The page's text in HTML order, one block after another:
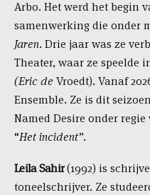
Arbo. Het werd het begin
samenwerking die onder
Jaren. Drie jaar was ze
Theater, waar ze speelde
(Eric de Vroedt). Vanaf
Ensemble. Ze is dit
Named Desire onder
“Het incident”.
Leila Sahir(1992) is
toneelschrijver. Ze